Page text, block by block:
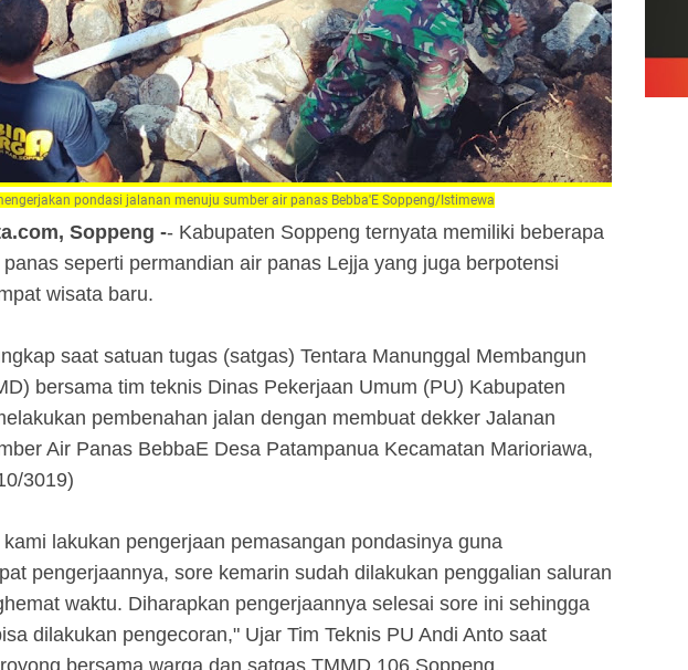
pondasi jalanan menuju sumber air panas Bebba'E Soppeng/Istimewa
Soppeng -- Kabupaten Soppeng ternyata memiliki beberapa
seperti permandian air panas Lejja yang juga berpotensi
wisata baru.
saat satuan tugas (satgas) Tentara Manunggal Membangun
bersama tim teknis Dinas Pekerjaan Umum (PU) Kabupaten
pembenahan jalan dengan membuat dekker Jalanan
Air Panas BebbaE Desa Patampanua Kecamatan Marioriawa,
3019)
lakukan pengerjaan pemasangan pondasinya guna
pengerjaannya, sore kemarin sudah dilakukan penggalian saluran
waktu. Diharapkan pengerjaannya selesai sore ini sehingga
dilakukan pengecoran," Ujar Tim Teknis PU Andi Anto saat
bersama warga dan satgas TMMD 106 Soppeng.